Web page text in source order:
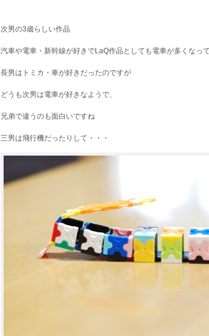
次男の3歳らしい作品
汽車や電車・新幹線が好きでLaQ作品としても電車が多くなっ
長男はトミカ・車が好きだったのですが
どうも次男は電車が好きなようで、
兄弟で違うのも面白いですね
三男は飛行機だったりして・・・